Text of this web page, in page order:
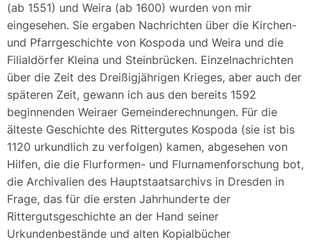
(ab 1551) und Weira (ab 1600) wurden von mir
eingesehen. Sie ergaben Nachrichten über die Kirchen-
und Pfarrgeschichte von Kospoda und Weira und die
Filialdörfer Kleina und Steinbrücken. Einzelnachrichten
über die Zeit des Dreißigjährigen Krieges, aber auch der
späteren Zeit, gewann ich aus den bereits 1592
beginnenden Weiraer Gemeinderechnungen. Für die
älteste Geschichte des Rittergutes Kospoda (sie ist bis
1120 urkundlich zu verfolgen) kamen, abgesehen von
Hilfen, die die Flurformen- und Flurnamenforschung bot,
die Archivalien des Hauptstaatsarchivs in Dresden in
Frage, das für die ersten Jahrhunderte der
Rittergutsgeschichte an der Hand seiner
Urkundenbestände und alten Kopialbücher